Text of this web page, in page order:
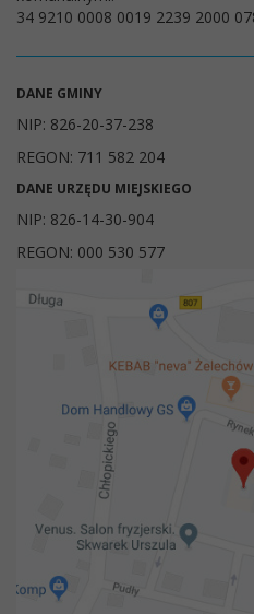
34 9210 0008 0019 2239 2000
DANE GMINY
NIP: 826-20-37-238
REGON: 711 582 204
DANE URZĘDU MIEJSKIEGO
NIP: 826-14-30-904
REGON: 000 530 577